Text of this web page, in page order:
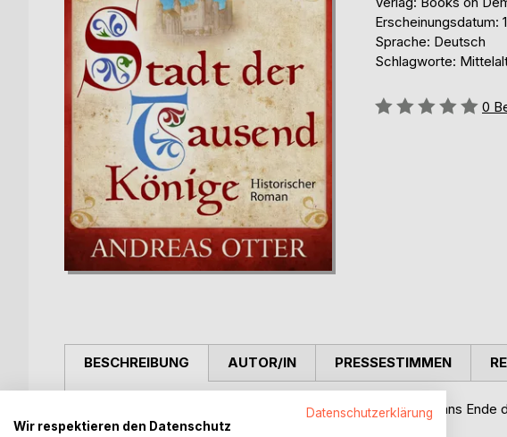
Erscheinungsdatum:
Sprache: Deutsch
Schlagworte:
Bewertung::
0
BESCHREIBUNG
»Ich werde meine Schwester befreien, und wenn ich bis ans Ende
AUTOR/IN PRESSESTIMMEN
Datenschutzerklärung
Wir respektieren den Datenschutz